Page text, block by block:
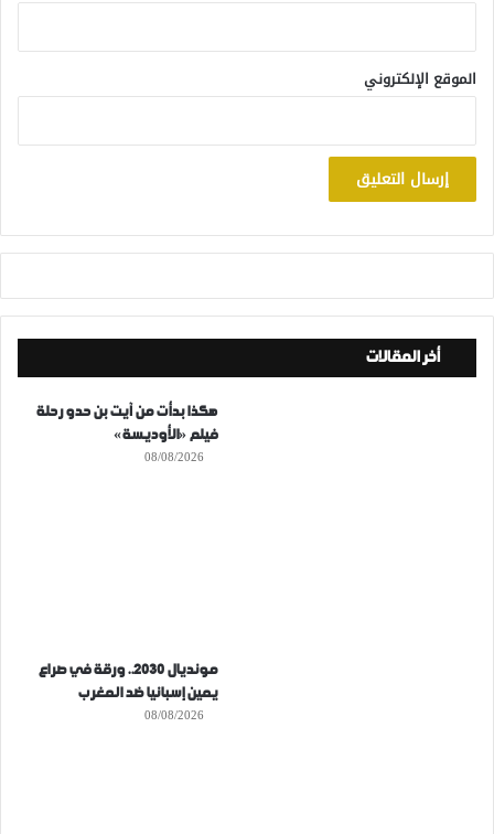
الموقع الإلكتروني
أخر المقالات
هكذا بدأت من آيت بن حدو رحلة
فيلم «الأوديسة»
08/08/2026
مونديال 2030.. ورقة في صراع
يمين إسبانيا ضد المغرب
08/08/2026